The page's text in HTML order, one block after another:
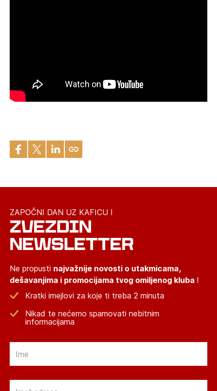
ZAPOČNI DAN UZ KAFICU I
ZVEZDIN
NEWSLETTER
Ne propusti najvažnije novosti o utakmicama,
dešavanjima i promocijama tvog omiljenog kluba !
Kratki imejlovi za koje ti treba 2 minuta
Nikad te nećemo spamovati nebitnim
informacijama